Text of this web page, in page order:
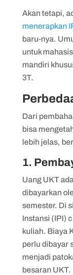
Akan tetapi,
menerapkan
baru-nya.
untuk
mandiri
3T.
Dari
bisa
lebih jelas,
1.
Uang UKT
dibayarkan
semester. Di
Instansi (IPI)
kuliah. Biaya
perlu dibayar
menjadi
besaran UKT.